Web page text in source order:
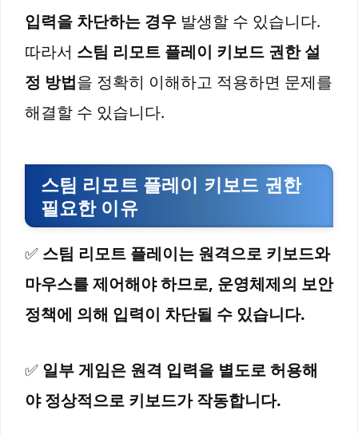
입력을 차단하는 경우 발생할 수 있습니다.
따라서 스팀 리모트 플레이 키보드 권한 설
정 방법을 정확히 이해하고 적용하면 문제를
해결할 수 있습니다.
스팀 리모트 플레이 키보드 권한
필요한 이유
✅ 스팀 리모트 플레이는 원격으로 키보드와
마우스를 제어해야 하므로, 운영체제의 보안
정책에 의해 입력이 차단될 수 있습니다.
✅ 일부 게임은 원격 입력을 별도로 허용해
야 정상적으로 키보드가 작동합니다.